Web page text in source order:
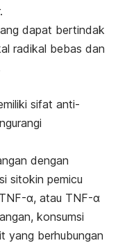
dapat bertindak
radikal bebas dan
sifat anti-
dengan
sitokin pemicu
α, atau TNF-α
konsumsi
yang berhubungan